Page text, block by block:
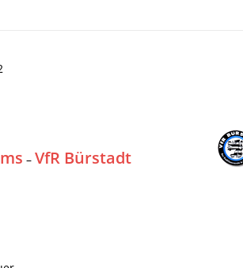
– VfR Bürstadt